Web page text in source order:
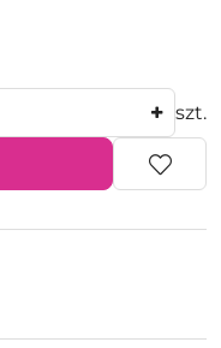
szt.